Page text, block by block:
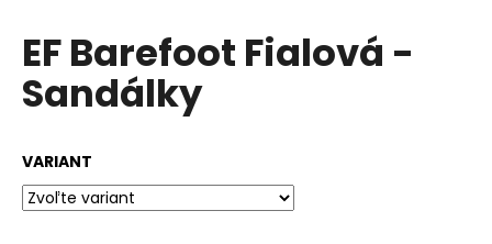
EF Barefoot Fialová -
Sandálky
VARIANT
j
s
ť